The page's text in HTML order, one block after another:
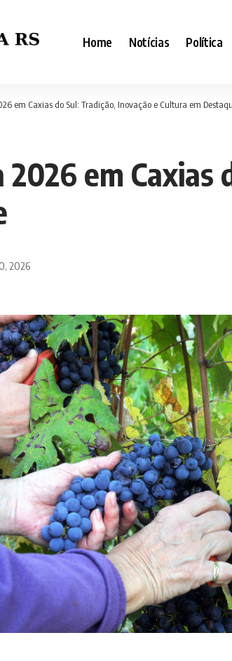
Home Notícias Política
em Caxias do Sul: Tradição, Inovação e Cultura em
2026 em Caxias
2026